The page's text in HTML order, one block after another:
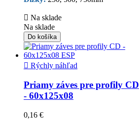
 Na sklade
Na sklade
Do košíka
 Rýchly náhľad
Priamy záves pre profily CD
- 60x125x08
0,16 €